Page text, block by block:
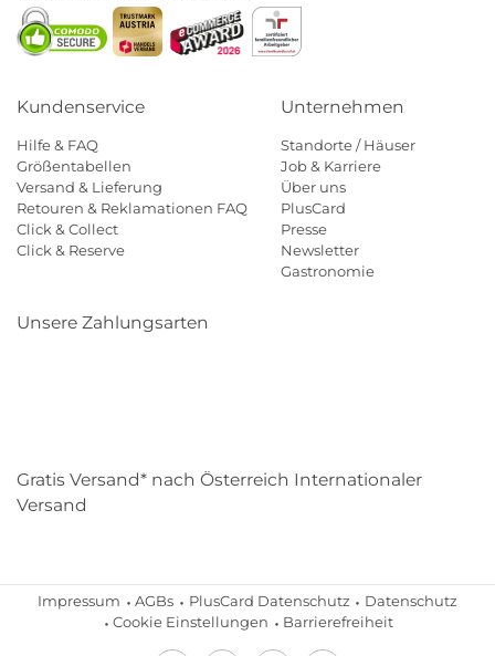
Kundenservice
Hilfe & FAQ
Größentabellen
Versand & Lieferung
Retouren & Reklamationen FAQ
Click & Collect
Click & Reserve
Unternehmen
Standorte / Häuser
Job & Karriere
Über uns
PlusCard
Presse
Newsletter
Gastronomie
Unsere Zahlungsarten
Gratis Versand* nach Österreich Internationaler
Versand
Impressum AGBs PlusCard Datenschutz
Datenschutz
Cookie Einstellungen
Barrierefreiheit